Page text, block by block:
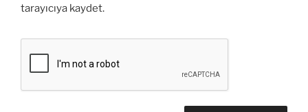
tarayıcıya kaydet.